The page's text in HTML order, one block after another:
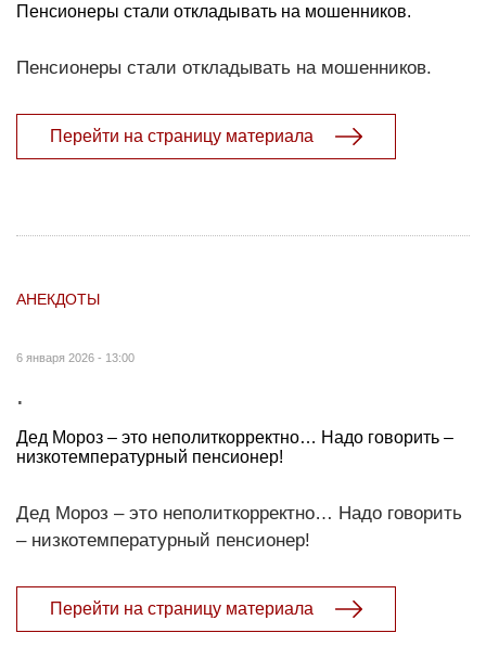
Пенсионеры стали откладывать на мошенников.
Пенсионеры стали откладывать на мошенников.
Перейти на страницу материала
АНЕКДОТЫ
6 января 2026 - 13:00
.
Дед Мороз – это неполиткорректно… Надо говорить –
низкотемпературный пенсионер!
Дед Мороз – это неполиткорректно… Надо говорить
– низкотемпературный пенсионер!
Перейти на страницу материала